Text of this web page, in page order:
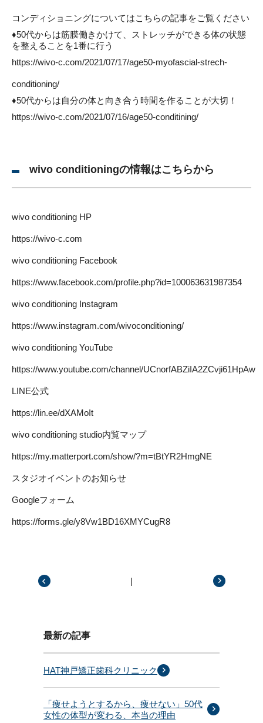
コンディショニングについてはこちらの記事をご覧ください
♦50代からは筋膜働きかけて、ストレッチができる体の状態
を整えることを1番に行う
https://wivo-c.com/2021/07/17/age50-myofascial-strech-
conditioning/
♦50代からは自分の体と向き合う時間を作ることが大切！
https://wivo-c.com/2021/07/16/age50-conditining/
wivo conditioningの情報はこちらから
wivo conditioning HP
https://wivo-c.com
wivo conditioning Facebook
https://www.facebook.com/profile.php?id=100063631987354
wivo conditioning Instagram
https://www.instagram.com/wivoconditioning/
wivo conditioning YouTube
https://www.youtube.com/channel/UCnorfABZiIA2ZCvji61HpAw
LINE公式
https://lin.ee/dXAMoIt
wivo conditioning studio内覧マップ
https://my.matterport.com/show/?m=tBtYR2HmgNE
スタジオイベントのお知らせ
Googleフォーム
https://forms.gle/y8Vw1BD16XMYCugR8
|
最新の記事
HAT神戸矯正歯科クリニック
「痩せようとするから、痩せない」50代
女性の体型が変わる、本当の理由